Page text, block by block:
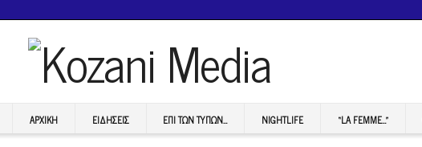
ΑΡΧΙΚΉ ΕΙΔΉΣΕΙΣ ΕΠI ΤΩΝ ΤΥΠΩΝ… NIGHTLIFE “LA FEMME…”